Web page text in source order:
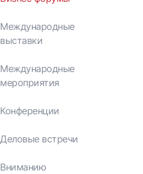
Отчеты и публикации
Азербайджанской
Международные
выставки
Международные
мероприятия
Конференции
Деловые встречи
Вниманию